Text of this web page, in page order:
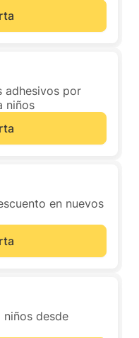
adhesivos por
niños
en nuevos
niños desde